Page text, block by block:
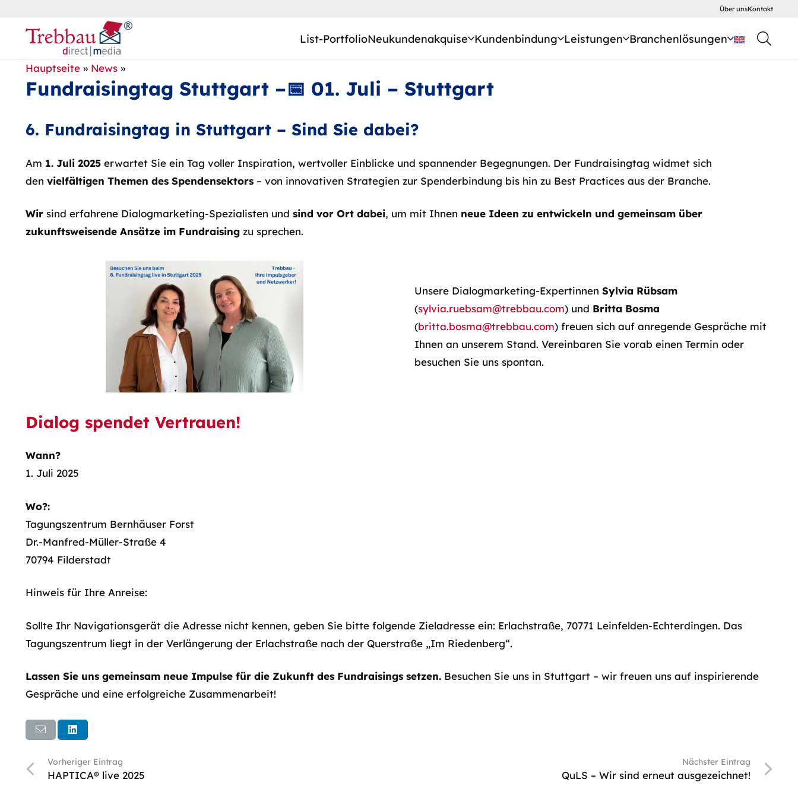
Über unsKontakt
List-PortfolioNeukundenakquise Kundenbindung Leistungen Branchenlösungen
Hauptseite» News»
Fundraisingtag Stuttgart –📅 01. Juli – Stuttgart
6. Fundraisingtag in Stuttgart – Sind Sie dabei?
Am 1. Juli 2025erwartet Sie ein Tag voller Inspiration, wertvoller Einblicke und spannender Begegnungen. Der Fundraisingtag widmet sich
den vielfältigen Themen des Spendensektors– von innovativen Strategien zur Spenderbindung bis hin zu Best Practices aus der Branche.
Wirsind erfahrene Dialogmarketing-Spezialisten und sind vor Ort dabei, um mit Ihnen neue Ideen zu entwickeln und gemeinsam über
zukunftsweisende Ansätze im Fundraisingzu sprechen.
Unsere Dialogmarketing-Expertinnen Sylvia Rübsam
(sylvia.ruebsam@trebbau.com) und Britta Bosma
(britta.bosma@trebbau.com) freuen sich auf anregende Gespräche mit
Ihnen an unserem Stand. Vereinbaren Sie vorab einen Termin oder
besuchen Sie uns spontan.
Dialog spendet Vertrauen!
Wann?
1. Juli 2025
Wo?:
Tagungszentrum Bernhäuser Forst
Dr.-Manfred-Müller-Straße 4
70794 Filderstadt
Hinweis für Ihre Anreise:
Sollte Ihr Navigationsgerät die Adresse nicht kennen, geben Sie bitte folgende Zieladresse ein: Erlachstraße, 70771 Leinfelden-Echterdingen. Das
Tagungszentrum liegt in der Verlängerung der Erlachstraße nach der Querstraße „Im Riedenberg“.
Lassen Sie uns gemeinsam neue Impulse für die Zukunft des Fundraisings setzen.Besuchen Sie uns in Stuttgart – wir freuen uns auf inspirierende
Gespräche und eine erfolgreiche Zusammenarbeit!
Vorheriger Eintrag
HAPTICA® live 2025
Nächster Eintrag
QuLS – Wir sind erneut ausgezeichnet!